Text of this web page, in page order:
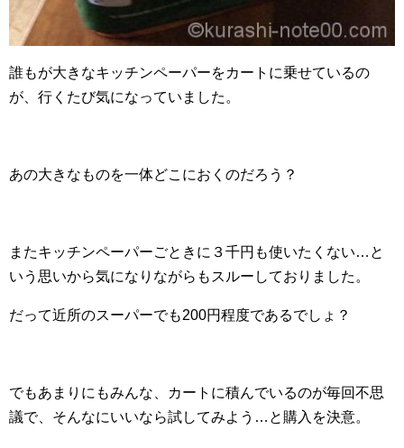
誰もが大きなキッチンペーパーをカートに乗せているの
が、行くたび気になっていました。
あの大きなものを一体どこにおくのだろう？
またキッチンペーパーごときに３千円も使いたくない…と
いう思いから気になりながらもスルーしておりました。
だって近所のスーパーでも200円程度であるでしょ？
でもあまりにもみんな、カートに積んでいるのが毎回不思
議で、そんなにいいなら試してみよう…と購入を決意。